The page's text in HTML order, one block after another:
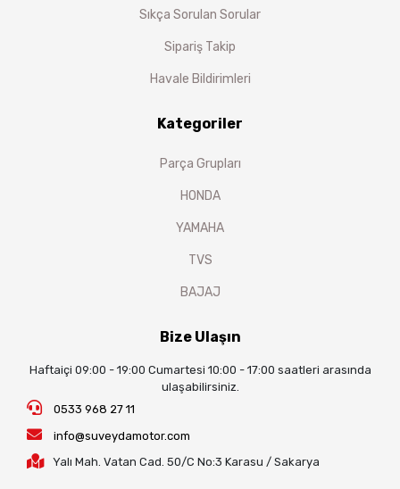
Sıkça Sorulan Sorular
Sipariş Takip
Havale Bildirimleri
Kategoriler
Parça Grupları
HONDA
YAMAHA
TVS
BAJAJ
Bize Ulaşın
Haftaiçi 09:00 - 19:00 Cumartesi 10:00 - 17:00 saatleri arasında
ulaşabilirsiniz.
0533 968 27 11
info@suveydamotor.com
Yalı Mah. Vatan Cad. 50/C No:3 Karasu / Sakarya